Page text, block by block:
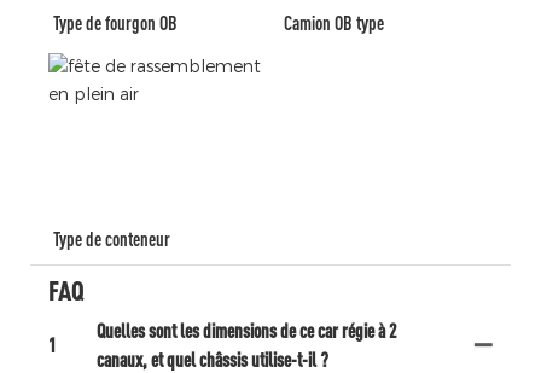
Type de fourgon OB Camion OB type
Type de conteneur
FAQ
1
Quelles sont les dimensions de ce car régie à 2
canaux, et quel châssis utilise-t-il ?